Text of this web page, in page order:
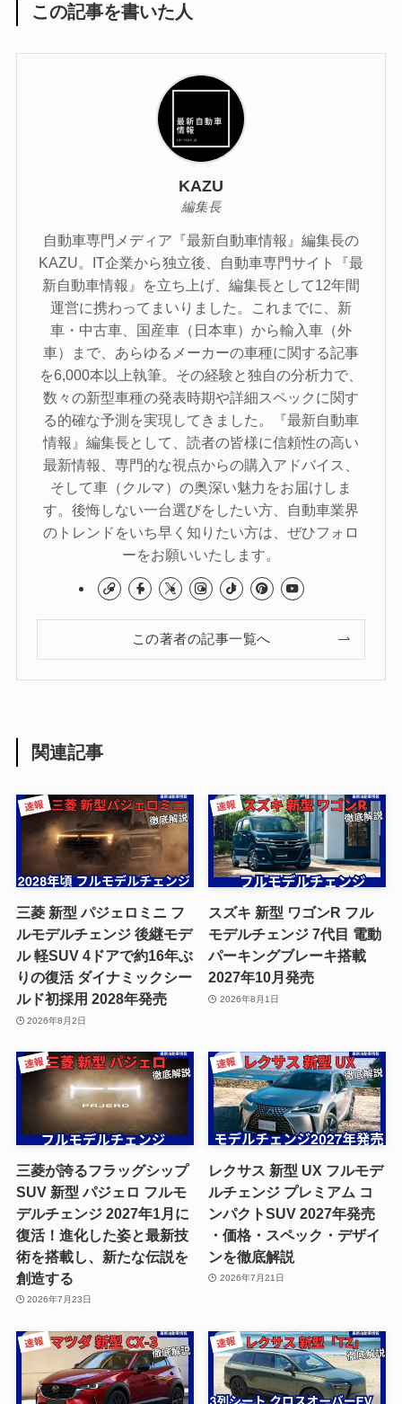
この記事を書いた人
KAZU
編集長
自動車専門メディア『最新自動車情報』編集長の
KAZU。IT企業から独立後、自動車専門サイト『最
新自動車情報』を立ち上げ、編集長として12年間
運営に携わってまいりました。これまでに、新
車・中古車、国産車（日本車）から輸入車（外
車）まで、あらゆるメーカーの車種に関する記事
を6,000本以上執筆。その経験と独自の分析力で、
数々の新型車種の発表時期や詳細スペックに関す
る的確な予測を実現してきました。『最新自動車
情報』編集長として、読者の皆様に信頼性の高い
最新情報、専門的な視点からの購入アドバイス、
そして車（クルマ）の奥深い魅力をお届けしま
す。後悔しない一台選びをしたい方、自動車業界
のトレンドをいち早く知りたい方は、ぜひフォロ
ーをお願いいたします。
この著者の記事一覧へ
関連記事
三菱 新型 パジェロミニ フ
ルモデルチェンジ 後継モデ
ル 軽SUV 4ドアで約16年ぶ
りの復活 ダイナミックシー
ルド初採用 2028年発売
2026年8月2日
スズキ 新型 ワゴンR フル
モデルチェンジ 7代目 電動
パーキングブレーキ搭載
2027年10月発売
2026年8月1日
三菱が誇るフラッグシップ
SUV 新型 パジェロ フルモ
デルチェンジ 2027年1月に
復活！進化した姿と最新技
術を搭載し、新たな伝説を
創造する
2026年7月23日
レクサス 新型 UX フルモデ
ルチェンジ プレミアム コ
ンパクトSUV 2027年発売
・価格・スペック・デザイ
ンを徹底解説
2026年7月21日